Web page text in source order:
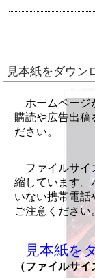
見本紙をダウン
ホームページ
購読や広告出稿
ださい。
ファイルサイ
縮しています。
いない携帯電話
ご注意ください
見本紙を
（ファイルサ